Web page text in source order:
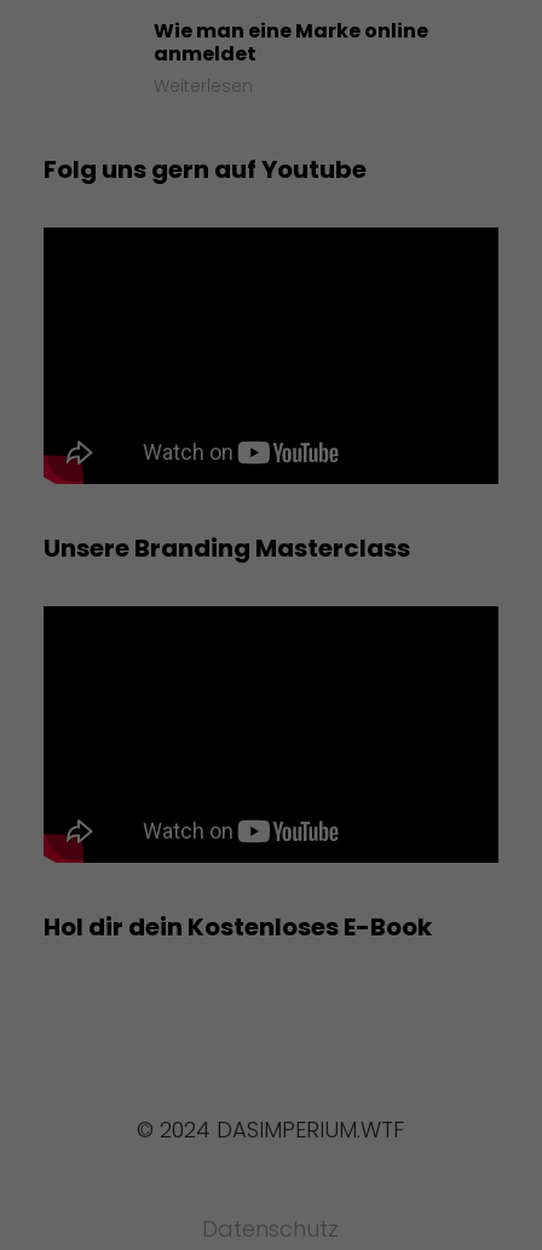
Wie man eine Marke online
anmeldet
Weiterlesen
Folg uns gern auf Youtube
Unsere Branding Masterclass
Hol dir dein Kostenloses E-Book
© 2024 DASIMPERIUM.WTF
Datenschutz